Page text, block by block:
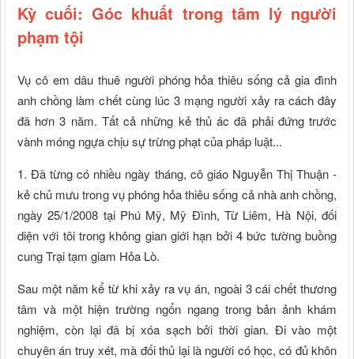
Kỳ cuối: Góc khuất trong tâm lý người
phạm tội
Vụ cô em dâu thuê người phóng hỏa thiêu sống cả gia đình
anh chồng làm chết cùng lúc 3 mạng người xảy ra cách đây
đã hơn 3 năm. Tất cả những kẻ thủ ác đã phải đứng trước
vành móng ngựa chịu sự trừng phạt của pháp luật...
1. Đã từng có nhiều ngày tháng, cô giáo Nguyễn Thị Thuận -
kẻ chủ mưu trong vụ phóng hỏa thiêu sống cả nhà anh chồng,
ngày 25/1/2008 tại Phú Mỹ, Mỹ Đình, Từ Liêm, Hà Nội, đối
diện với tôi trong không gian giới hạn bởi 4 bức tường buồng
cung Trại tạm giam Hỏa Lò.
Sau một năm kể từ khi xảy ra vụ án, ngoài 3 cái chết thương
tâm và một hiện trường ngổn ngang trong bản ảnh khám
nghiệm, còn lại đã bị xóa sạch bởi thời gian. Đi vào một
chuyên án truy xét, mà đối thủ lại là người có học, có đủ khôn